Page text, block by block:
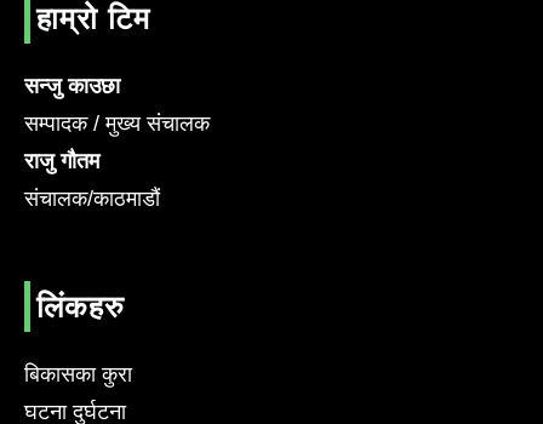
हाम्रो टिम
सन्जु काउछा
सम्पादक / मुख्य संचालक
राजु गौतम
संचालक/काठमाडौं
लिंकहरु
बिकासका कुरा
घटना दुर्घटना